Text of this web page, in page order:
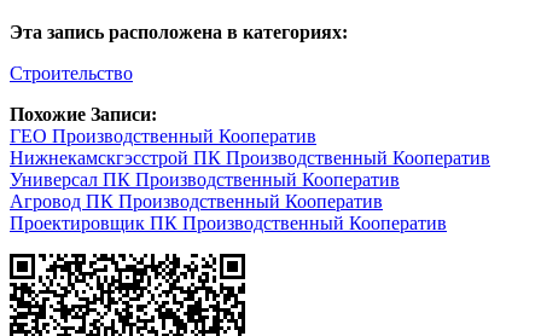
Эта запись расположена в категориях:
Строительство
Похожие Записи:
ГЕО Производственный Кооператив
Нижнекамскгэсстрой ПК Производственный Кооператив
Универсал ПК Производственный Кооператив
Агровод ПК Производственный Кооператив
Проектировщик ПК Производственный Кооператив